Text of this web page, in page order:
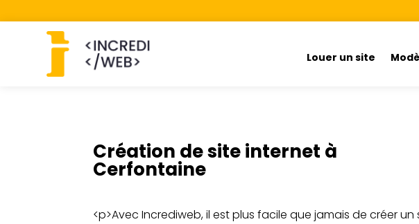
Louer un site
Création de site internet à
Cerfontaine
<p>Avec Incrediweb, il est plus facile que jamais de créer un